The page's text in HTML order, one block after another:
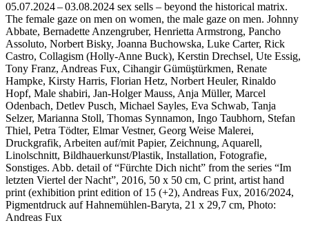
05.07.2024 – 03.08.2024 sex sells – beyond the historical matrix.
The female gaze on men on women, the male gaze on men. Johnny
Abbate, Bernadette Anzengruber, Henrietta Armstrong, Pancho
Assoluto, Norbert Bisky, Joanna Buchowska, Luke Carter, Rick
Castro, Collagism (Holly-Anne Buck), Kerstin Drechsel, Ute Essig,
Tony Franz, Andreas Fux, Cihangir Gümüştürkmen, Renate
Hampke, Kirsty Harris, Florian Hetz, Norbert Heuler, Rinaldo
Hopf, Male shabiri, Jan-Holger Mauss, Anja Müller, Marcel
Odenbach, Detlev Pusch, Michael Sayles, Eva Schwab, Tanja
Selzer, Marianna Stoll, Thomas Synnamon, Ingo Taubhorn, Stefan
Thiel, Petra Tödter, Elmar Vestner, Georg Weise Malerei,
Druckgrafik, Arbeiten auf/mit Papier, Zeichnung, Aquarell,
Linolschnitt, Bildhauerkunst/Plastik, Installation, Fotografie,
Sonstiges. Abb. detail of “Fürchte Dich nicht” from the series “Im
letzten Viertel der Nacht”, 2016, 50 x 50 cm, C print, artist hand
print (exhibition print edition of 15 (+2), Andreas Fux, 2016/2024,
Pigmentdruck auf Hahnemühlen-Baryta, 21 x 29,7 cm, Photo:
Andreas Fux